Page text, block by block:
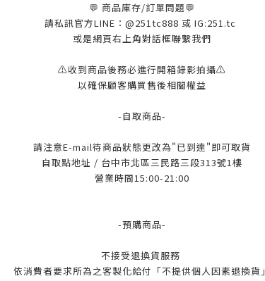
💬 商品庫存/訂單問題💬
請私訊官方LINE：@251tc888 或 IG:251.tc
或是網頁右上角對話框聯繫我們
⚠️收到商品後務必進行開箱錄影拍攝⚠️
以確保顧客購買售後相關權益
-自取商品-
請注意E-mail待商品狀態更改為"已到達"即可取貨
自取點地址 / 台中市北區三民路三段313號1樓
營業時間15:00-21:00
-預購商品-
不接受退換貨服務
依消費者要求所為之客製化給付「不提供個人因素退換貨」